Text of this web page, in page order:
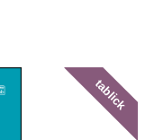
tablick